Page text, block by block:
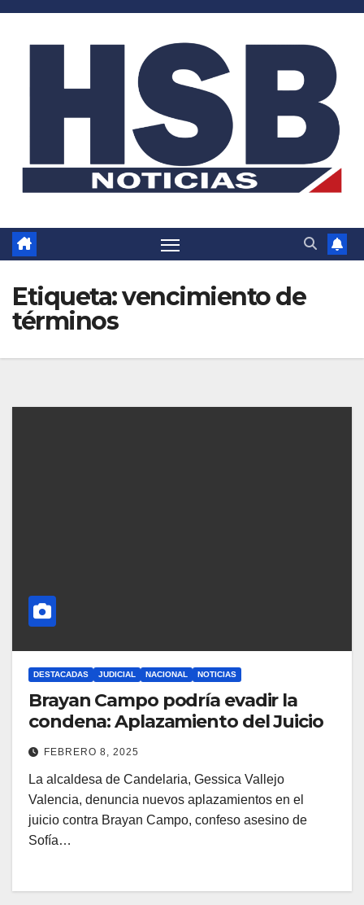
Saltar
Etiqueta:vencimiento de
términos
DESTACADAS JUDICIAL NACIONAL NOTICIAS
Brayan Campo podría evadir la
condena: Aplazamiento del Juicio
FEBRERO 8, 2025
La alcaldesa de Candelaria, Gessica Vallejo
Valencia, denuncia nuevos aplazamientos en el
juicio contra Brayan Campo, confeso asesino de
Sofía…